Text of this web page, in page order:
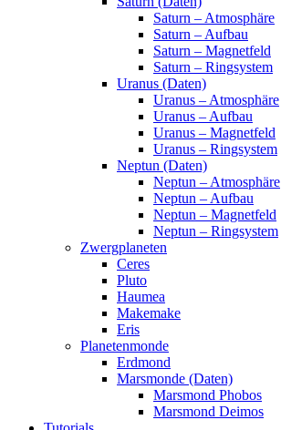
Saturn – Atmosphäre
Saturn – Aufbau
Saturn – Magnetfeld
Saturn – Ringsystem
Uranus (Daten)
Uranus – Atmosphäre
Uranus – Aufbau
Uranus – Magnetfeld
Uranus – Ringsystem
Neptun (Daten)
Neptun – Atmosphäre
Neptun – Aufbau
Neptun – Magnetfeld
Neptun – Ringsystem
Zwergplaneten
Ceres
Pluto
Haumea
Makemake
Eris
Planetenmonde
Erdmond
Marsmonde (Daten)
Marsmond Phobos
Marsmond Deimos